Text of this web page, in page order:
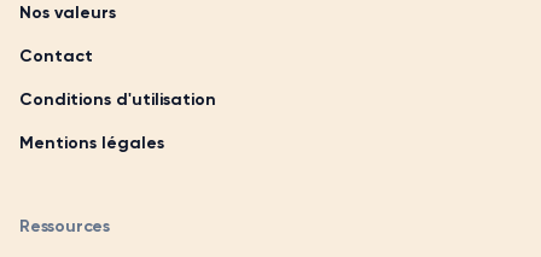
Nos valeurs
Contact
Conditions d'utilisation
Mentions légales
Ressources